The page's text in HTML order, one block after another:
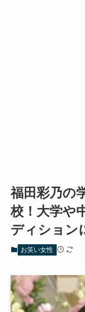
福田彩乃の
校！大学や
ディション
お笑い女性